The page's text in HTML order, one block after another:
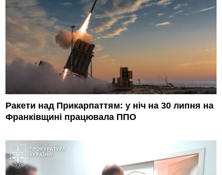
Ракети над Прикарпаттям: у ніч на 30 липня на
Франківщині працювала ППО